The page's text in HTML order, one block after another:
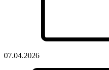
07.04.2026